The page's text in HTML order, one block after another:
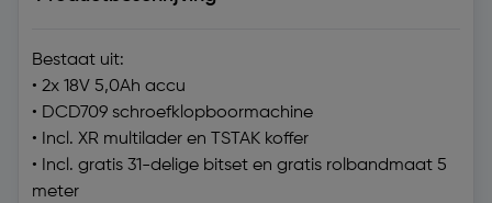
Bestaat uit:
• 2x 18V 5,0Ah accu
• DCD709 schroefklopboormachine
• Incl. XR multilader en TSTAK koffer
• Incl. gratis 31-delige bitset en gratis rolbandmaat 5
meter